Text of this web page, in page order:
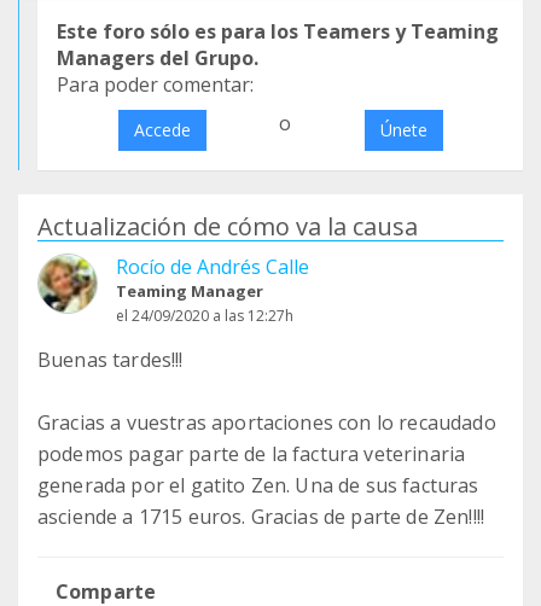
Este foro sólo es para los Teamers y Teaming
Managers del Grupo.
Para poder comentar:
Accede o Únete
Actualización de cómo va la causa
Rocío de Andrés Calle
Teaming Manager
el 24/09/2020 a las 12:27h
Buenas tardes!!!
Gracias a vuestras aportaciones con lo recaudado
podemos pagar parte de la factura veterinaria
generada por el gatito Zen. Una de sus facturas
asciende a 1715 euros. Gracias de parte de Zen!!!!
Comparte